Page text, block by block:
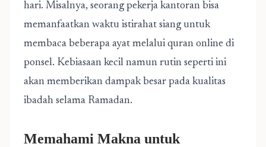
hari. Misalnya, seorang pekerja kantoran bisa
memanfaatkan waktu istirahat siang untuk
membaca beberapa ayat melalui quran online di
ponsel. Kebiasaan kecil namun rutin seperti ini
akan memberikan dampak besar pada kualitas
ibadah selama Ramadan.
Memahami Makna untuk